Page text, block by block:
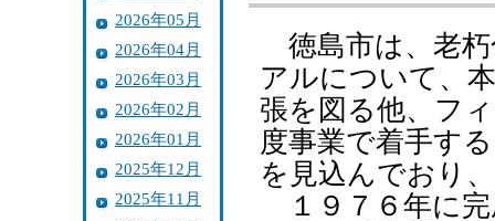
2026年05月
2026年04月
2026年03月
2026年02月
2026年01月
2025年12月
2025年11月
徳島市は、老朽
アルについて、
張を図る他、フ
度事業で着手す
を見込んでおり
１９７６年に完